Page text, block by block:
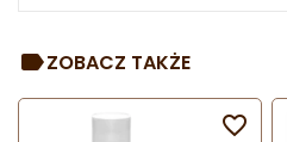
ZOBACZ TAKŻE
